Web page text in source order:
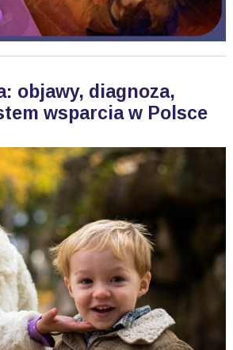
objawy, diagnoza,
wsparcia w Polsce